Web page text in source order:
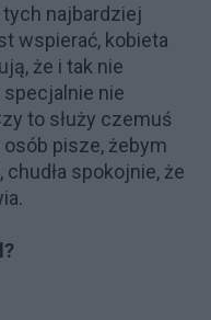
najbardziej
wspierać, kobieta
że i tak nie
specjalnie nie
to służy czemuś
pisze, żebym
spokojnie, że